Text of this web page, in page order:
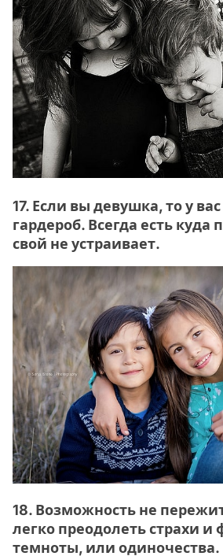
17. Если вы девушка, то у
гардероб. Всегда есть куда
свой не устраивает.
18. Возможность не
легко преодолеть страхи
темноты, или одиночества.